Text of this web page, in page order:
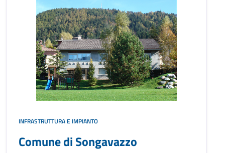
INFRASTRUTTURA E IMPIANTO
Comune di Songavazzo